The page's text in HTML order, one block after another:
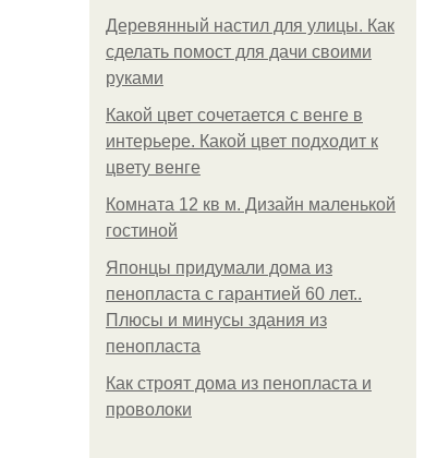
Деревянный настил для улицы. Как
сделать помост для дачи своими
руками
Какой цвет сочетается с венге в
интерьере. Какой цвет подходит к
цвету венге
Комната 12 кв м. Дизайн маленькой
гостиной
Японцы придумали дома из
пенопласта с гарантией 60 лет..
Плюсы и минусы здания из
пенопласта
Как строят дома из пенопласта и
проволоки